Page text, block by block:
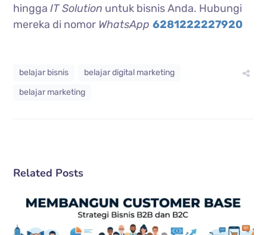
hinggaIT Solution untuk bisnis Anda. Hubungi
mereka di nomor WhatsApp6281222227920
belajar bisnis
belajar digital marketing
belajar marketing
Related Posts